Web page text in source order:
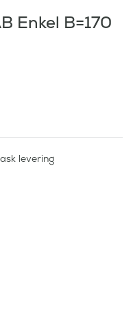
Enkel B=170
levering